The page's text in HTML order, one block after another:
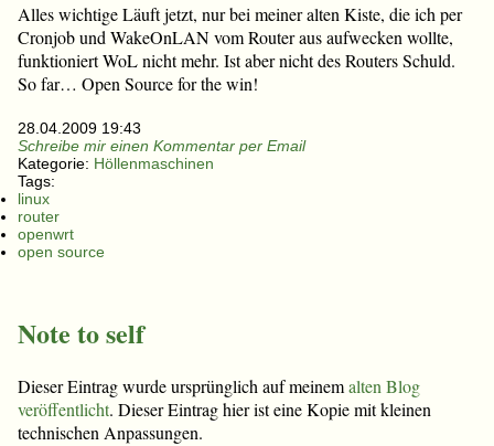
Alles wichtige Läuft jetzt, nur bei meiner alten Kiste, die ich per
Cronjob und WakeOnLAN vom Router aus aufwecken wollte,
funktioniert WoL nicht mehr. Ist aber nicht des Routers Schuld.
So far… Open Source for the win!
28.04.2009 19:43
Schreibe mir einen Kommentar per Email
Kategorie: Höllenmaschinen
Tags:
linux
router
openwrt
open source
Note to self
Dieser Eintrag wurde ursprünglich auf meinemalten Blog
veröffentlicht. Dieser Eintrag hier ist eine Kopie mit kleinen
technischen Anpassungen.